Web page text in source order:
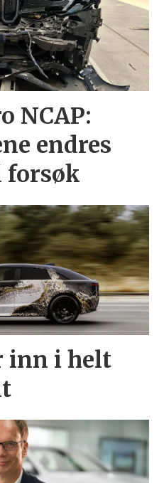
NCAP:
endres
forsøk
inn i helt